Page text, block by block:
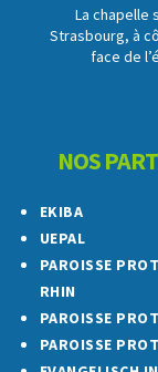
La chapelle
Strasbourg, à
face de
NOS
EKIBA
UEPAL
PAROISSE
RHIN
PAROISSE
PAROISSE